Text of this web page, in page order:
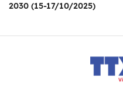
2030 (15-17/10/2025)